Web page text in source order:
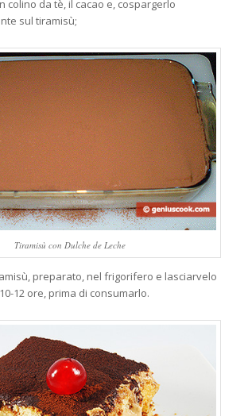
colino da tè, il cacao e, cospargerlo
sul tiramisù;
Tiramisù con Dulche de Leche
preparato, nel frigorifero e lasciarvelo
12 ore, prima di consumarlo.